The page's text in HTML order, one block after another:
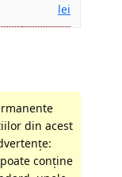
lei
din acest
conţine